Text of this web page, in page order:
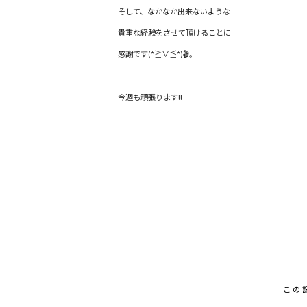
そして、なかなか出来ないような
貴重な経験をさせて頂けることに
感謝です(*≧∀≦*)🎬。
今週も頑張ります!!
この